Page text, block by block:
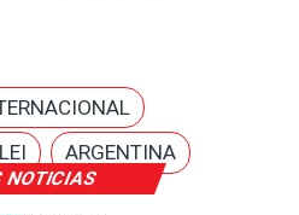
NOTICIAS
ARGENTINA